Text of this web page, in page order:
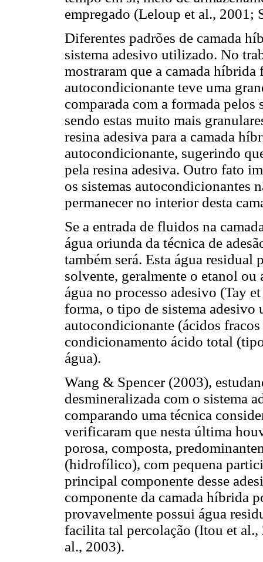
empregado (Leloup et al., 2001;
Diferentes padrões de camada
sistema adesivo utilizado. No
mostraram que a camada
autocondicionante teve uma
comparada com a formada
sendo estas muito mais
resina adesiva para a camada
autocondicionante, sugerindo
pela resina adesiva. Outro fato
os sistemas autocondicionantes
permanecer no interior desta
Se a entrada de fluidos na
água oriunda da técnica de
também será. Esta água residual
solvente, geralmente o etanol ou
água no processo adesivo (Tay
forma, o tipo de sistema adesivo
autocondicionante (ácidos
condicionamento ácido total
água).
Wang & Spencer (2003),
desmineralizada com o sistema
comparando uma técnica
verificaram que nesta última
porosa, composta,
(hidrofílico), com pequena
principal componente desse
componente da camada híbrida
provavelmente possui água
facilita tal percolação (Itou et
al., 2003).